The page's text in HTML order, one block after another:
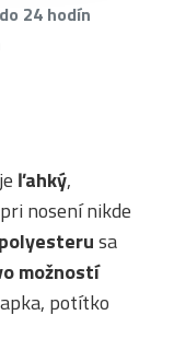
24 hodín
je ľahký,
nosení nikde
sa
možností
potítko